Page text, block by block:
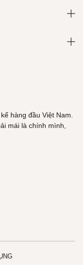
hàng đầu Việt Nam.
mái là chính mình,